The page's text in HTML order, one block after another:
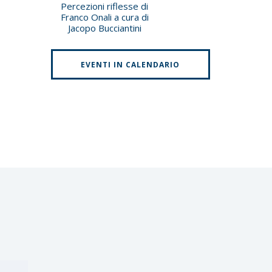
Percezioni riflesse di
Franco Onali a cura di
Jacopo Bucciantini
EVENTI IN CALENDARIO